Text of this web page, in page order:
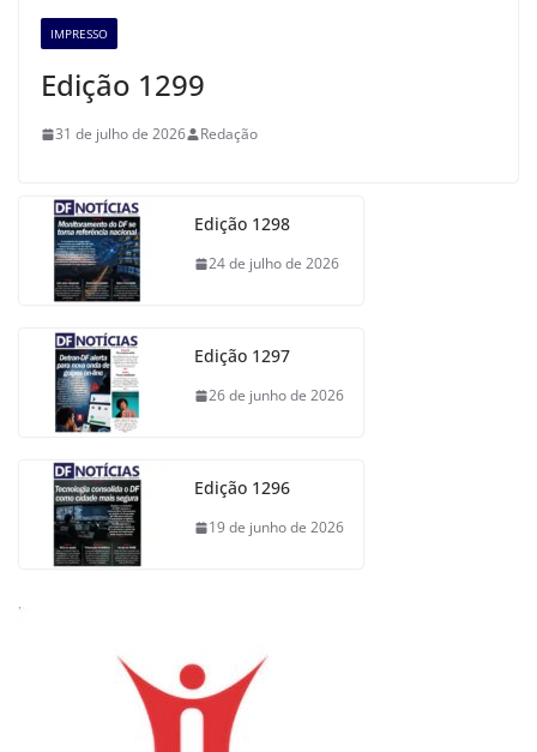
IMPRESSO
Edição 1299
31 de julho de 2026 Redação
Edição 1298
24 de julho de 2026
Edição 1297
26 de junho de 2026
Edição 1296
19 de junho de 2026